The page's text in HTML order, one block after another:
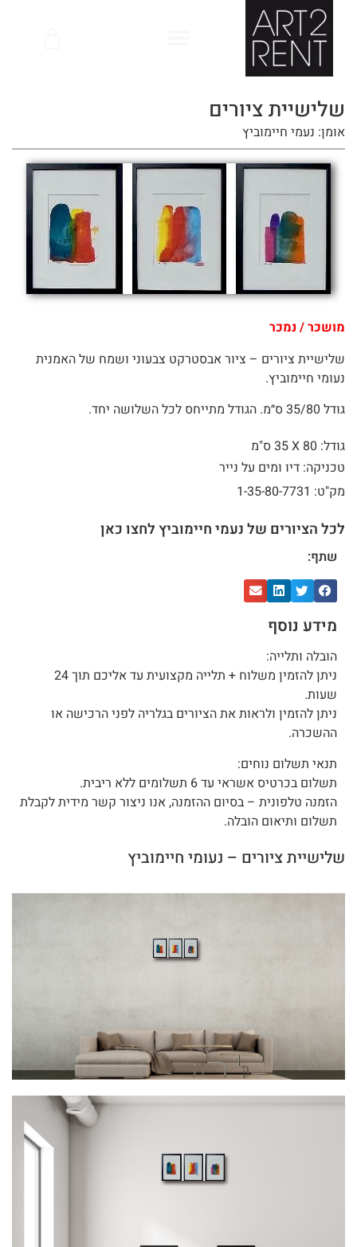
שלישיית ציורים
אומן: נעמי חיימוביץ
מושכר / נמכר
שלישיית ציורים – ציור אבסטרקט צבעוני ושמח של האמנית
נעומי חיימוביץ.
גודל 35/80 ס״מ. הגודל מתייחס לכל השלושה יחד.
גודל: 80 X
35 ס"מ
טכניקה: דיו ומים על נייר
מק"ט: 1-35-80-7731
לכל הציורים של נעמי חיימוביץ לחצו כאן
שתף:
מידע נוסף
הובלה ותלייה:
ניתן להזמין משלוח + תלייה מקצועית עד אליכם תוך 24
שעות.
ניתן להזמין ולראות את הציורים בגלריה לפני הרכישה או
ההשכרה.
תנאי תשלום נוחים:
תשלום בכרטיס אשראי עד 6 תשלומים ללא ריבית.
הזמנה טלפונית – בסיום ההזמנה, אנו ניצור קשר מידית לקבלת
תשלום ותיאום הובלה.
שלישיית ציורים – נעומי חיימוביץ